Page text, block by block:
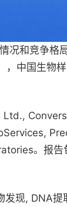
和竞争
中国生物
Ltd.,
。报告
现, DNA